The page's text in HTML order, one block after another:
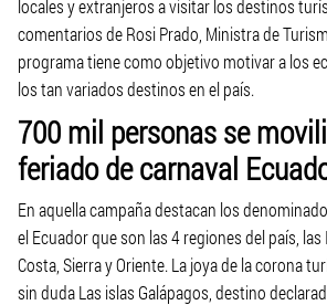
locales y extranjeros a visitar los destinos
comentarios de Rosi Prado, Ministra de
programa tiene como objetivo motivar a los
los tan variados destinos en el país.
700 mil personas se
feriado de carnaval
En aquella campaña destacan los
el Ecuador que son las 4 regiones del país, las
Costa, Sierra y Oriente. La joya de la corona
sin duda Las islas Galápagos, destino